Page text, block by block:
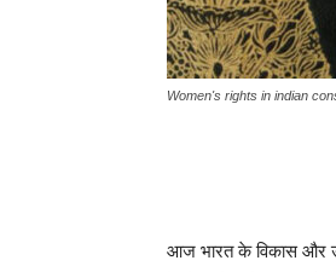
Women's rights in indian
आज भारत के विकास और